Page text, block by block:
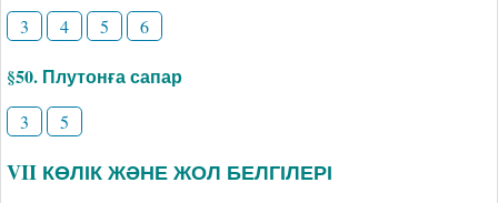
3 4 5 6
§50. Плутонға сапар
3 5
VII КӨЛІК ЖӘНЕ ЖОЛ БЕЛГІЛЕРІ